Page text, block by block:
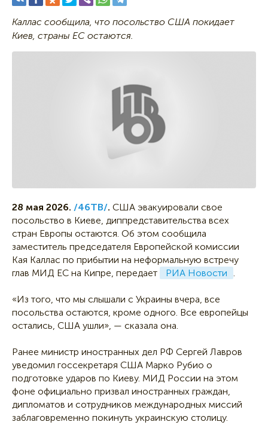
Каллас сообщила, что посольство США покидает
Киев, страны ЕС остаются.
28 мая 2026. /46ТВ/. США эвакуировали свое
посольство в Киеве, диппредставительства всех
стран Европы остаются. Об этом сообщила
заместитель председателя Европейской комиссии
Кая Каллас по прибытии на неформальную встречу
глав МИД ЕС на Кипре, передает
РИА Новости .
«Из того, что мы слышали с Украины вчера, все
посольства остаются, кроме одного. Все европейцы
остались, США ушли», — сказала она.
Ранее министр иностранных дел РФ Сергей Лавров
уведомил госсекретаря США Марко Рубио о
подготовке ударов по Киеву. МИД России на этом
фоне официально призвал иностранных граждан,
дипломатов и сотрудников международных миссий
заблаговременно покинуть украинскую столицу.